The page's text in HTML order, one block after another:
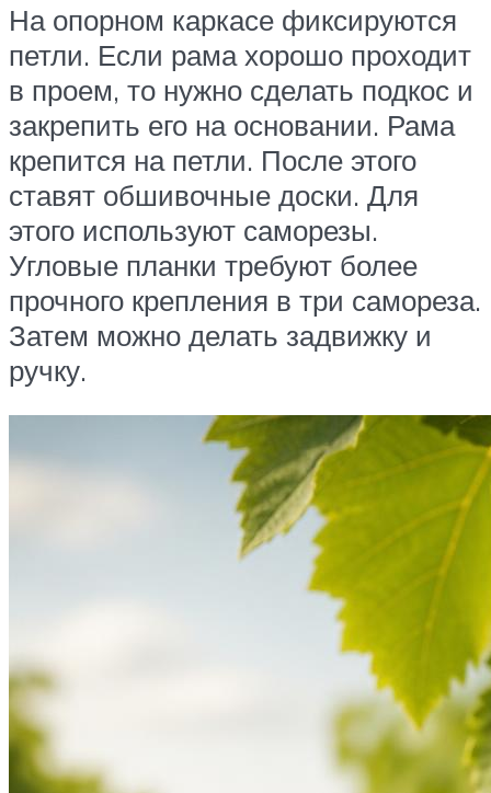
На опорном каркасе фиксируются
петли. Если рама хорошо проходит
в проем, то нужно сделать подкос и
закрепить его на основании. Рама
крепится на петли. После этого
ставят обшивочные доски. Для
этого используют саморезы.
Угловые планки требуют более
прочного крепления в три самореза.
Затем можно делать задвижку и
ручку.